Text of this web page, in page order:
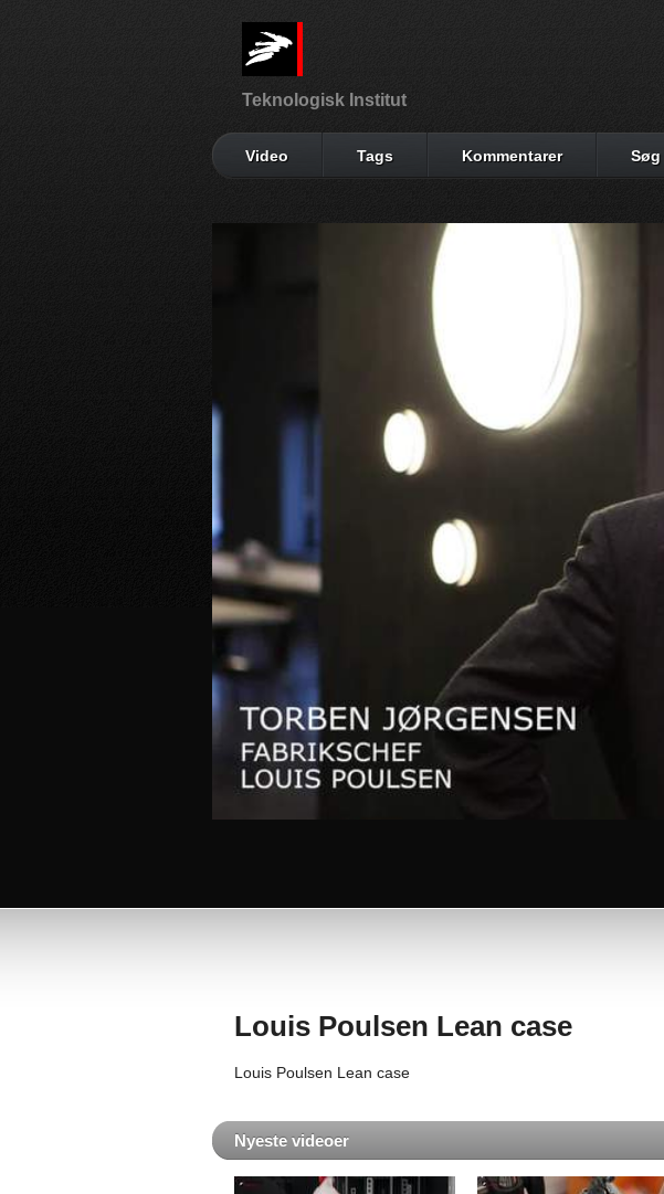
Teknologisk Institut
Video Tags Kommentarer Søg
Louis Poulsen Lean case
Louis Poulsen Lean case
Nyeste videoer